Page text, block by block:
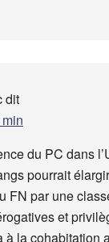
dit
du PC dans
pourrait
FN par une
et
à la cohabitation